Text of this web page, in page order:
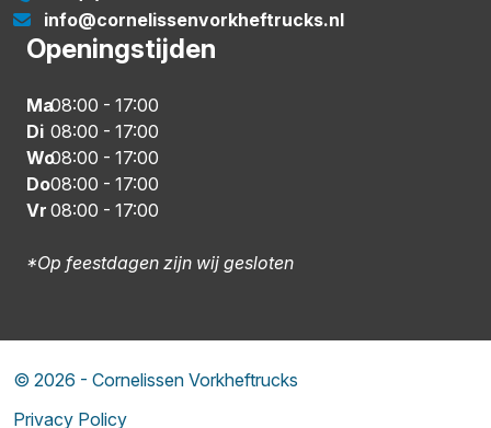
info@cornelissenvorkheftrucks.nl
Openingstijden
Ma08:00 - 17:00
Di 08:00 - 17:00
Wo08:00 - 17:00
Do08:00 - 17:00
Vr 08:00 - 17:00
*Op feestdagen zijn wij gesloten
© 2026 - Cornelissen Vorkheftrucks
Privacy Policy